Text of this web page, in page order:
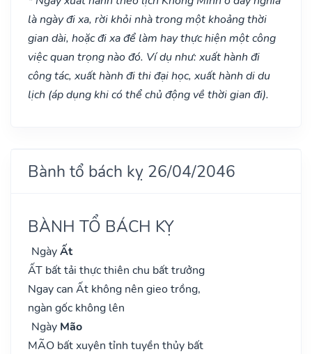
là ngày đi xa, rời khỏi nhà trong một khoảng thời
gian dài, hoặc đi xa để làm hay thực hiện một công
việc quan trọng nào đó. Ví dụ như: xuất hành đi
công tác, xuất hành đi thi đại học, xuất hành di du
lịch (áp dụng khi có thể chủ động về thời gian đi).
Bành tổ bách kỵ 26/04/2046
BÀNH TỔ BÁCH KỴ
NgàyẤt
ẤT bất tải thực thiên chu bất trưởng
Ngay can Ất không nên gieo trồng,
ngàn gốc không lên
Ngày Mão
MÃO bất xuyên tỉnh tuyền thủy bất